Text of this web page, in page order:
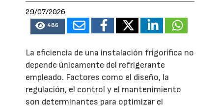
29/07/2026
486
La eficiencia de una instalación frigorífica no
depende únicamente del refrigerante
empleado. Factores como el diseño, la
regulación, el control y el mantenimiento
son determinantes para optimizar el